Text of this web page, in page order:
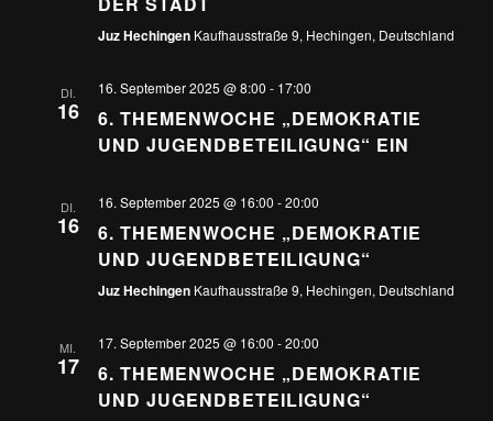
Juz Hechingen Kaufhausstraße 9, Hechingen, Deutschland
DI.
16
16. September 2025 @ 8:00 - 17:00
6. THEMENWOCHE „DEMOKRATIE
UND JUGENDBETEILIGUNG“ EIN
DI.
16
16. September 2025 @ 16:00 -20:00
6. THEMENWOCHE „DEMOKRATIE
UND JUGENDBETEILIGUNG“
Juz Hechingen Kaufhausstraße 9, Hechingen, Deutschland
MI.
17
17. September 2025 @ 16:00 -20:00
6. THEMENWOCHE „DEMOKRATIE
UND JUGENDBETEILIGUNG“